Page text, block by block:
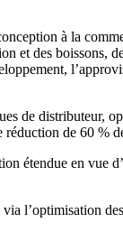
à la
et des boissons,
de distributeur,
de 60 %
étendue en vue
l’optimisation